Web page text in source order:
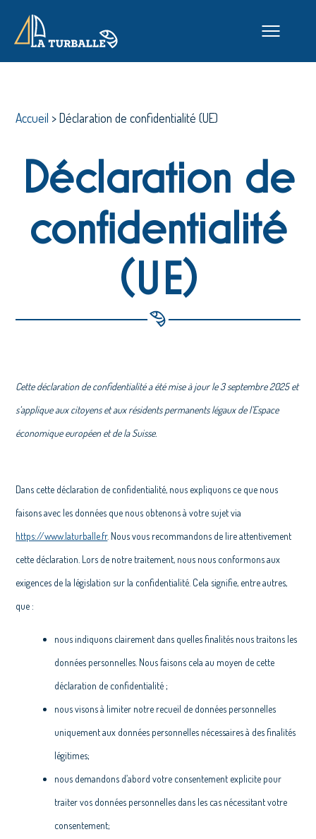
Accueil >Déclaration de confidentialité (UE)
Déclaration de
confidentialité
(UE)
Cette déclaration de confidentialité a été mise à jour le 3 septembre 2025 et
s’applique aux citoyens et aux résidents permanents légaux de l’Espace
économique européen et de la Suisse.
Dans cette déclaration de confidentialité, nous expliquons ce que nous
faisons avec les données que nous obtenons à votre sujet via
https://www.laturballe.fr. Nous vous recommandons de lire attentivement
cette déclaration. Lors de notre traitement, nous nous conformons aux
exigences de la législation sur la confidentialité. Cela signifie, entre autres,
que :
nous indiquons clairement dans quelles finalités nous traitons les
données personnelles. Nous faisons cela au moyen de cette
déclaration de confidentialité ;
nous visons à limiter notre recueil de données personnelles
uniquement aux données personnelles nécessaires à des finalités
légitimes;
nous demandons d’abord votre consentement explicite pour
traiter vos données personnelles dans les cas nécessitant votre
consentement;